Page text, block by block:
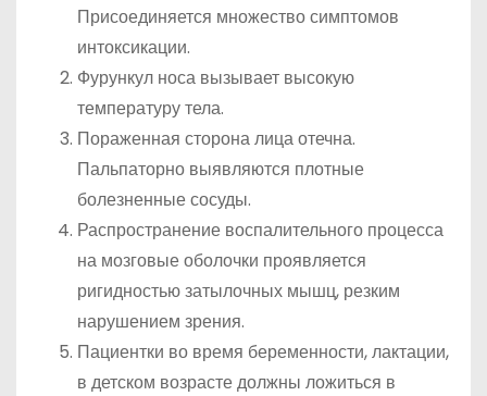
Присоединяется множество симптомов
интоксикации.
Фурункул носа вызывает высокую
температуру тела.
Пораженная сторона лица отечна.
Пальпаторно выявляются плотные
болезненные сосуды.
Распространение воспалительного процесса
на мозговые оболочки проявляется
ригидностью затылочных мышц, резким
нарушением зрения.
Пациентки во время беременности, лактации,
в детском возрасте должны ложиться в